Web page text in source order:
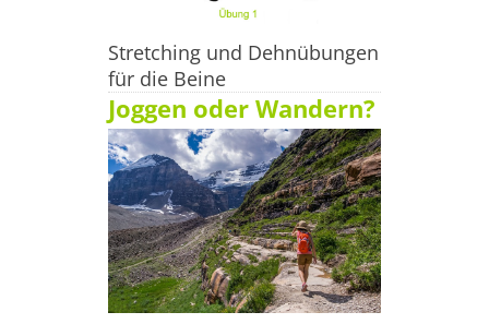
Stretching und Dehnübungen
für die Beine
Joggen oder Wandern?